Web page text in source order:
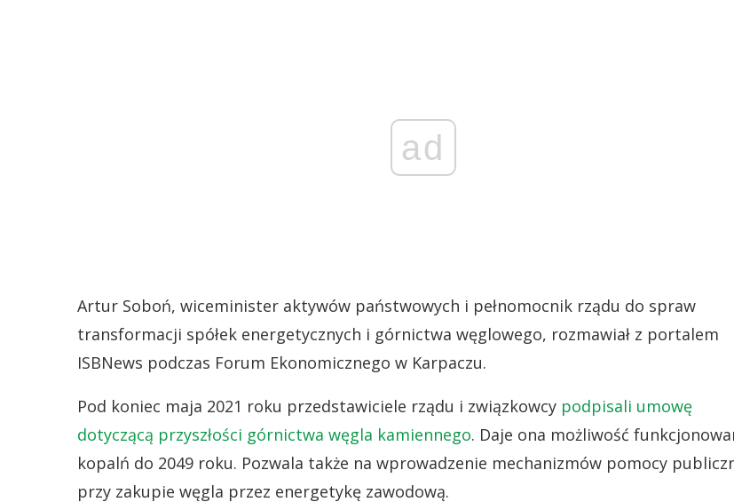
ad
Artur Soboń, wiceminister aktywów państwowych i pełnomocnik rządu do spraw
transformacji spółek energetycznych i górnictwa węglowego, rozmawiał z portalem
ISBNews podczas Forum Ekonomicznego w Karpaczu.
Pod koniec maja 2021 roku przedstawiciele rządu i związkowcy podpisali umowę
dotyczącą przyszłości górnictwa węgla kamiennego. Daje ona możliwość
kopalń do 2049 roku. Pozwala także na wprowadzenie mechanizmów pomocy
przy zakupie węgla przez energetykę zawodową.